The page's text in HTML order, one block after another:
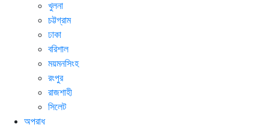
খুলনা
চট্টগ্রাম
ঢাকা
বরিশাল
ময়মনসিংহ
রংপুর
রাজশাহী
সিলেট
অপরাধ